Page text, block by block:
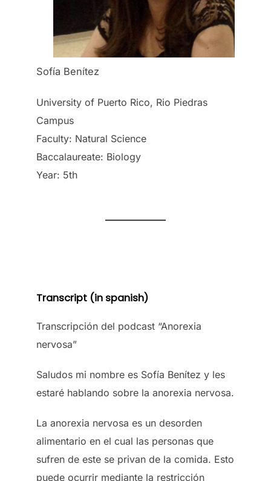
Sofía Benítez
University of Puerto Rico, Rio Piedras
Campus
Faculty: Natural Science
Baccalaureate: Biology
Year: 5th
Transcript (in spanish)
Transcripción del podcast “Anorexia
nervosa”
Saludos mi nombre es Sofía Benítez y les
estaré hablando sobre la anorexia nervosa.
La anorexia nervosa es un desorden
alimentario en el cual las personas que
sufren de este se privan de la comida. Esto
puede ocurrir mediante la restricción